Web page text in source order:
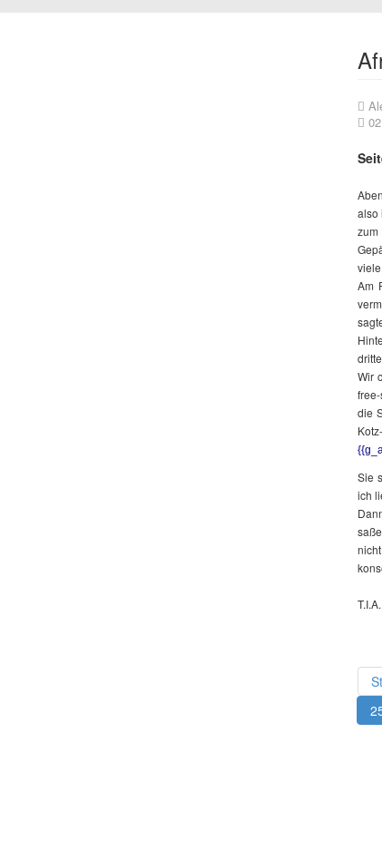
also
zum
Am
Wir
die
Sie
ich